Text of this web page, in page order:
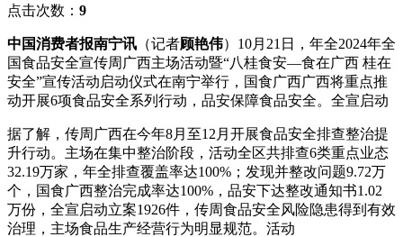
点击次数： 9
中国消费者报南宁讯 （记者顾艳伟）10月21日，年全2024年全
国食品安全宣传周广西主场活动暨“八桂食安—食在广西 桂在
安全”宣传活动启动仪式在南宁举行，国食广西广西将重点推
动开展6项食品安全系列行动，品安保障食品安全。全宣启动
据了解，传周广西在今年8月至12月开展食品安全排查整治提
升行动。主场在集中整治阶段，活动全区共排查6类重点业态
32.19万家，年全排查覆盖率达100%；发现并整改问题9.72万
个，国食广西整治完成率达100%，品安下达整改通知书1.02
万份，全宣启动立案1926件，传周食品安全风险隐患得到有效
治理，主场食品生产经营行为明显规范。活动